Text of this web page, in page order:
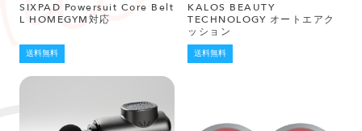
SIXPAD Powersuit Core Belt
L HOMEGYM対応
送料無料
KALOS BEAUTY
TECHNOLOGY オートエアク
ッション
送料無料